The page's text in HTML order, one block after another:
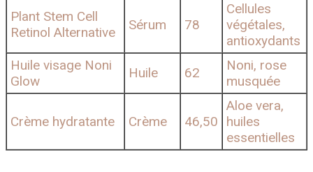
Plant Stem Cell
Retinol Alternative
Sérum 78
Cellules
végétales,
antioxydants
Huile visage Noni
Glow
Huile 62
Noni, rose
musquée
Crème hydratante Crème 46,50
Aloe vera,
huiles
essentielles